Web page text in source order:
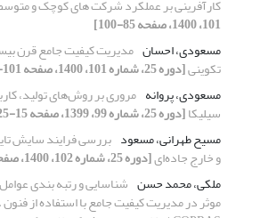
کارآفرینی بر عملکرد شرکت های کوچک و
101، 1400، صفحه 85-100]
مسعودی، احسان مدیریت کیفیت جامع قرن
تکوینی[دوره 25، شماره 101، 1400، صفحه 101-115]
مسعودی، پروانه مروری بر روش‌های تولید،
سیلیکا[دوره 25، شماره 99، 1399، صفحه 15-25]
مسیح طهرانی، مسعود بررسی فرایند سایش
و خارج جاده‌ای[دوره 25، شماره 102، 1400، صفحه 37-48]
ملکی، محمد حسن شناسایی و رتبه بندی